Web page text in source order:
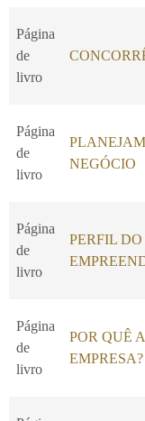
Página
de
livro
Página
de
livro
NEGÓCIO
Página
de
livro
PERFIL DO
Página
de
livro
POR QUÊ
EMPRESA?